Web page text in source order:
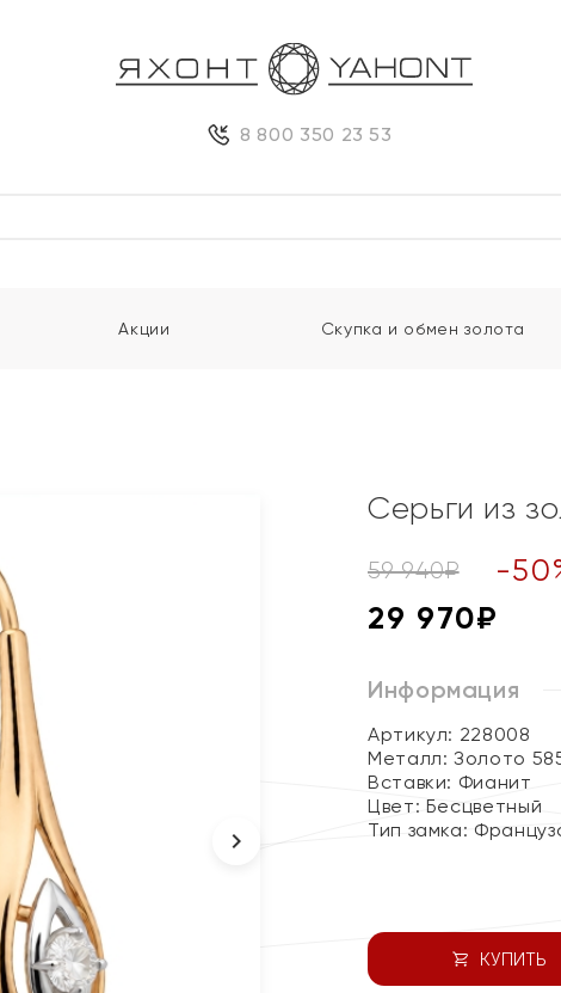
8 800 350 23 53
Акции Скупка и обмен золота
Серьги из
59 940₽ -50
29 970₽
Информация
Артикул: 228008
Металл:Золото
Вставки: Фианит
Цвет: Бесцветный
Тип замка:
КУПИТЬ